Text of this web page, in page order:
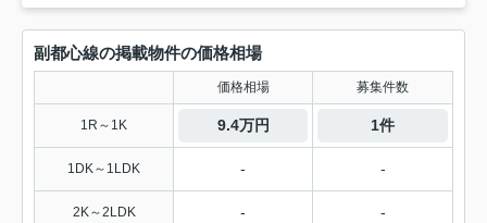
副都心線の掲載物件の価格相場
価格相場 募集件数
1R～1K 9.4万円 1件
1DK～1LDK - -
2K～2LDK - -